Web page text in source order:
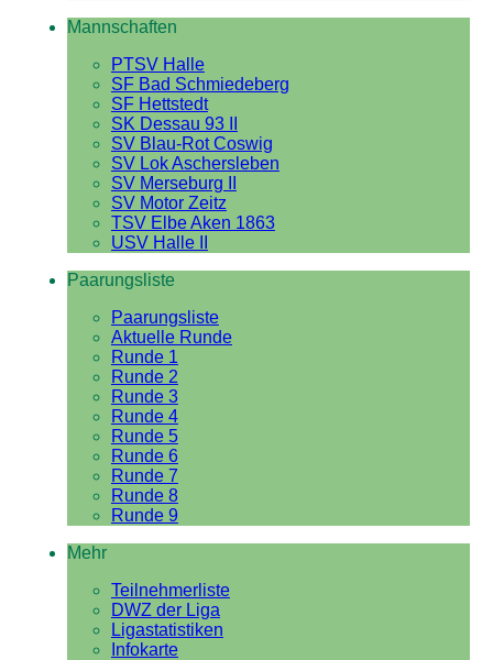
Mannschaften
PTSV Halle
SF Bad Schmiedeberg
SF Hettstedt
SK Dessau 93 II
SV Blau-Rot Coswig
SV Lok Aschersleben
SV Merseburg II
SV Motor Zeitz
TSV Elbe Aken 1863
USV Halle II
Paarungsliste
Paarungsliste
Aktuelle Runde
Runde 1
Runde 2
Runde 3
Runde 4
Runde 5
Runde 6
Runde 7
Runde 8
Runde 9
Mehr
Teilnehmerliste
DWZ der Liga
Ligastatistiken
Infokarte